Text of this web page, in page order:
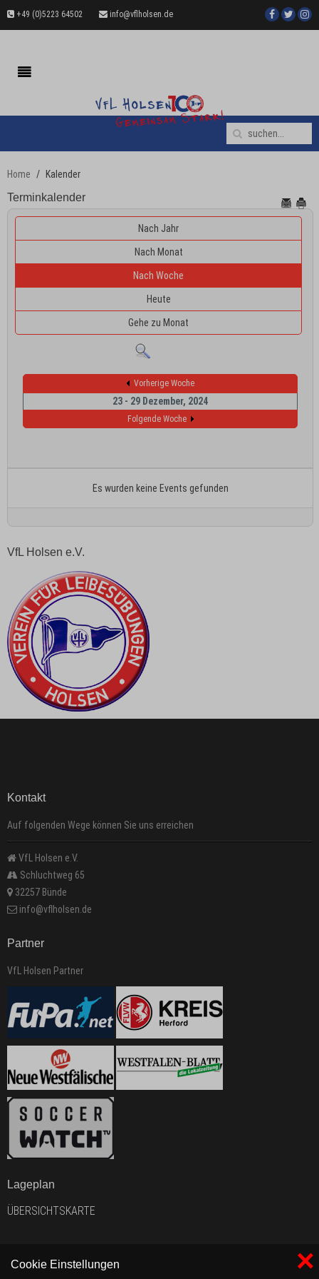
+49 (0)5223 64502 info@vflholsen.de
×
Cookie Einstellungen
Home Kalender
Terminkalender
Nach Jahr
Nach Monat
Nach Woche
Heute
Gehe zu Monat
Vorherige Woche
23 - 29 Dezember, 2024
Folgende Woche
Es wurden keine Events gefunden
VfL Holsen e.V.
Kontakt
Auf folgenden Wege können Sie uns erreichen
VfL Holsen e.V.
Schluchtweg 65
32257 Bünde
info@vflholsen.de
Partner
VfL Holsen Partner
Lageplan
ÜBERSICHTSKARTE